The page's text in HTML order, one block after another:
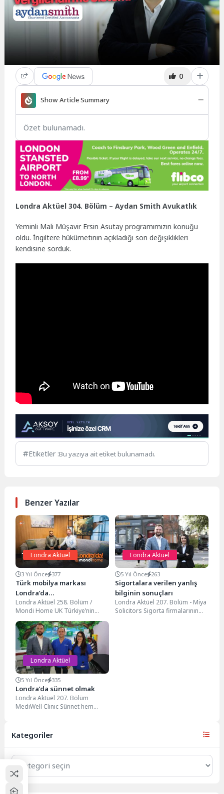
0
Show Article Summary
Özet bulunamadı.
Londra Aktüel 304. Bölüm – Aydan Smith Avukatlık
Yeminli Mali Müşavir Ersin Asutay programımızın konuğu
oldu. İngiltere hükümetinin açıkladığı son değişiklikleri
kendisine sorduk.
Etiketler :Bu yazıya ait etiket bulunamadı.
Benzer Yazılar
Londra Aktüel
3 Yıl Önce 377
Türk mobilya markası
Londra’da…
Londra Aktüel 258. Bölüm /
Mondi Home UK Türkiye’nin
önde gelen mobilya markası
Mondi Home,...
Londra Aktüel
5 Yıl Önce 263
Sigortalara verilen yanlış
bilginin sonuçları
Londra Aktüel 207. Bölüm - Miya
Solicitors Sigorta firmalarının
Londra Aktüel
5 Yıl Önce 335
Londra’da sünnet olmak
Londra Aktüel 207. Bölüm
MediWell Clinic Sünnet hem
Kategoriler
Kategoriler